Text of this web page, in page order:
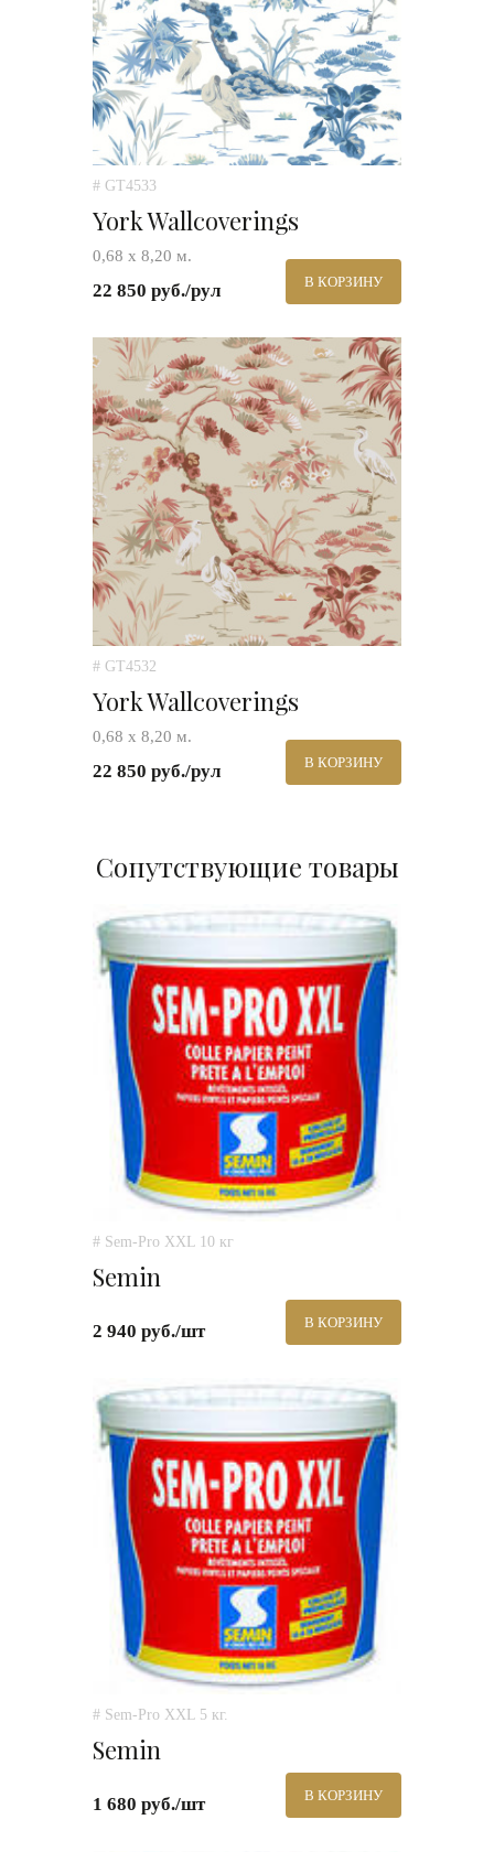
# GT4533
York Wallcoverings
0,68 х 8,20 м.
22 850 руб./рул В КОРЗИНУ
# GT4532
York Wallcoverings
0,68 х 8,20 м.
22 850 руб./рул В КОРЗИНУ
Сопутствующие товары
# Sem-Pro XXL 10 кг
Semin
2 940 руб./шт В КОРЗИНУ
# Sem-Pro XXL 5 кг.
Semin
1 680 руб./шт В КОРЗИНУ